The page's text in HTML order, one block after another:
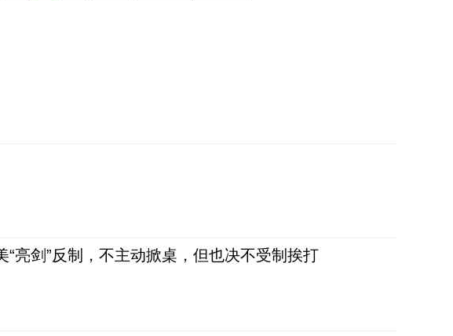
“亮剑”反制，不主动掀桌，但也决不受制挨打